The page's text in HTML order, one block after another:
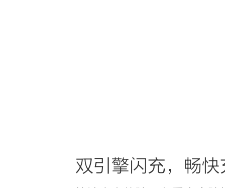
双引擎闪充，畅快